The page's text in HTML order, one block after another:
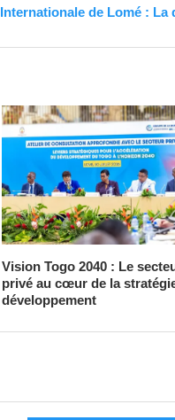
de Lomé : La
Vision Togo 2040 : Le
privé au cœur de la
développement